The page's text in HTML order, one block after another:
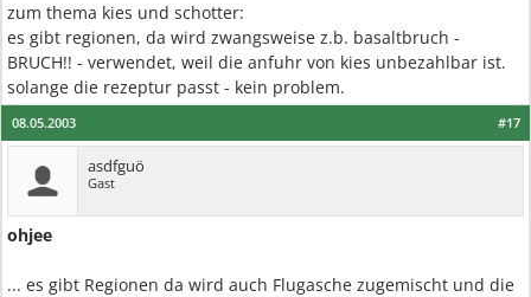
zum thema kies und schotter:
es gibt regionen, da wird zwangsweise z.b. basaltbruch -
BRUCH!! - verwendet, weil die anfuhr von kies unbezahlbar ist.
solange die rezeptur passt - kein problem.
#17
08.05.2003
asdfguö
Gast
ohjee
... es gibt Regionen da wird auch Flugasche zugemischt und die